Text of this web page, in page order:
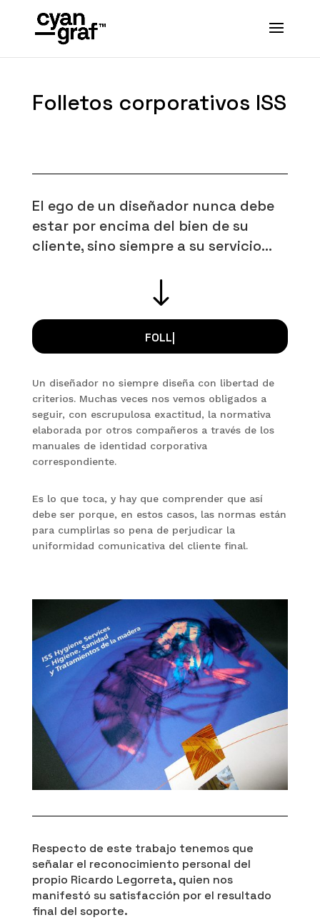
Folletos corporativos ISS
El ego de un diseñador nunca debe
estar por encima del bien de su
cliente, sino siempre a su servicio…
"
F|
Un diseñador no siempre diseña con libertad de
criterios. Muchas veces nos vemos obligados a
seguir, con escrupulosa exactitud, la normativa
elaborada por otros compañeros a través de los
manuales de identidad corporativa
correspondiente.
Es lo que toca, y hay que comprender que así
debe ser porque, en estos casos, las normas están
para cumplirlas so pena de perjudicar la
uniformidad comunicativa del cliente final.
Respecto de este trabajo tenemos que
señalar el reconocimiento personal del
propio Ricardo Legorreta, quien nos
manifestó su satisfacción por el resultado
final del soporte.